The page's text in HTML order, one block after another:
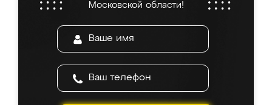
Московской области!